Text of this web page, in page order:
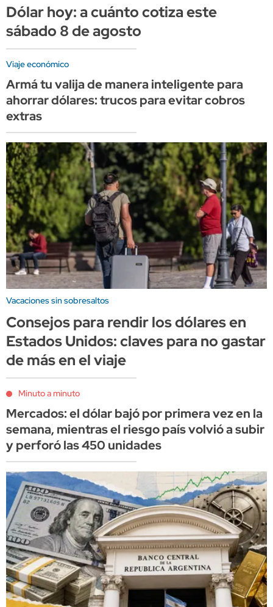
Dólar hoy: a cuánto cotiza este
sábado 8 de agosto
Viaje económico
Armá tu valija de manera inteligente para
ahorrar dólares: trucos para evitar cobros
extras
Vacaciones sin sobresaltos
Consejos para rendir los dólares en
Estados Unidos: claves para no gastar
de más en el viaje
Minuto a minuto
Mercados: el dólar bajó por primera vez en la
semana, mientras el riesgo país volvió a subir
y perforó las 450 unidades